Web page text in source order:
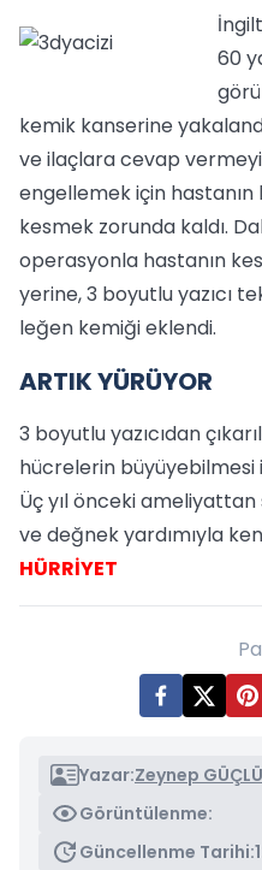
60
kemik kanserine
ve ilaçlara cevap
engellemek için hastanın
kesmek zorunda kaldı.
operasyonla hastanın
yerine, 3 boyutlu yazıcı
leğen kemiği eklendi.
ARTIK YÜRÜYOR
3 boyutlu yazıcıdan
hücrelerin büyüyebilmesi
Üç yıl önceki ameliyattan
ve değnek yardımıyla
HÜRRİYET
Yazar:Zeynep
Görüntülenme:
Güncellenme Tarihi: